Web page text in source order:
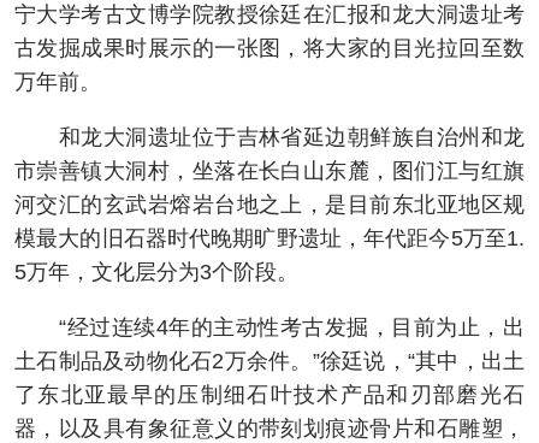
宁大学考古文博学院教授徐廷在汇报和龙大洞遗址考
古发掘成果时展示的一张图，将大家的目光拉回至数
万年前。
和龙大洞遗址位于吉林省延边朝鲜族自治州和龙
市崇善镇大洞村，坐落在长白山东麓，图们江与红旗
河交汇的玄武岩熔岩台地之上，是目前东北亚地区规
模最大的旧石器时代晚期旷野遗址，年代距今5万至1.
5万年，文化层分为3个阶段。
“经过连续4年的主动性考古发掘，目前为止，出
土石制品及动物化石2万余件。”徐廷说，“其中，出土
了东北亚最早的压制细石叶技术产品和刃部磨光石
器，以及具有象征意义的带刻划痕迹骨片和石雕塑，